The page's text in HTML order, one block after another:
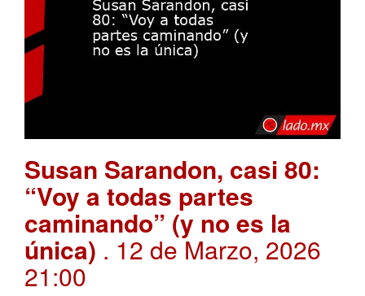
Susan Sarandon, casi 80:
“Voy a todas partes
caminando” (y no es la
única) . 12 de Marzo, 2026
21:00